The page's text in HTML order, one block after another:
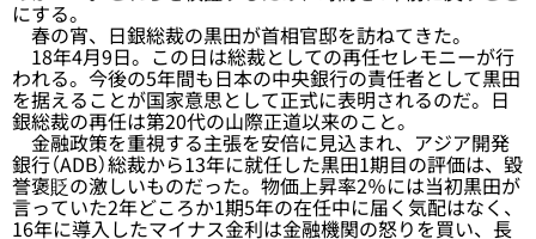
にする。
春の宵、日銀総裁の黒田が首相官邸を訪ねてきた。
18年4月9日。この日は総裁としての再任セレモニーが行
われる。今後の5年間も日本の中央銀行の責任者として黒田
を据えることが国家意思として正式に表明されるのだ。日
銀総裁の再任は第20代の山際正道以来のこと。
金融政策を重視する主張を安倍に見込まれ、アジア開発
銀行（ADB）総裁から13年に就任した黒田1期目の評価は、毀
誉褒貶の激しいものだった。物価上昇率2％には当初黒田が
言っていた2年どころか1期5年の在任中に届く気配はなく、
16年に導入したマイナス金利は金融機関の怒りを買い、長